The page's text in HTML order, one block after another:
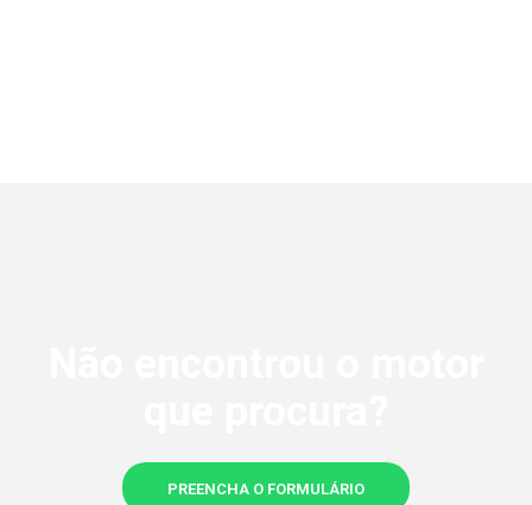
PREENCHA O FORMULÁRIO